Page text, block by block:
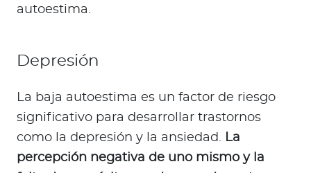
autoestima.
Depresión
La baja autoestima es un factor de riesgo
significativo para desarrollar trastornos
como la depresión y la ansiedad. La
percepción negativa de uno mismo y la